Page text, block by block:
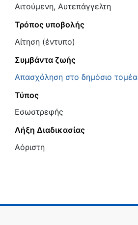
Αιτούμενη, Αυτεπάγγελτη
Τρόπος υποβολής
Αίτηση (έντυπο)
Συμβάντα ζωής
Απασχόληση στο δημόσιο τομέα
Τύπος
Εσωστρεφής
Λήξη Διαδικασίας
Αόριστη